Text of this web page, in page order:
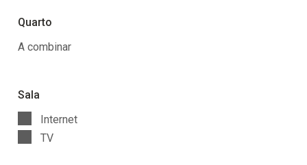
Quarto
A combinar
Sala
Internet
TV